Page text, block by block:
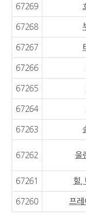
67269
67268
67267
67266
67265
67264
67263
67262 울
67261 힐,
67260 프레